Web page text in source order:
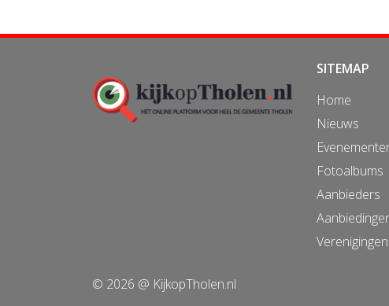
SITEMAP
Home
Nieuws
Fotoalbums
Aanbieders
Verenigingen
© 2026 @ KijkopTholen.nl